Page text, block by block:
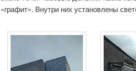
«графит». Внутри них установлены